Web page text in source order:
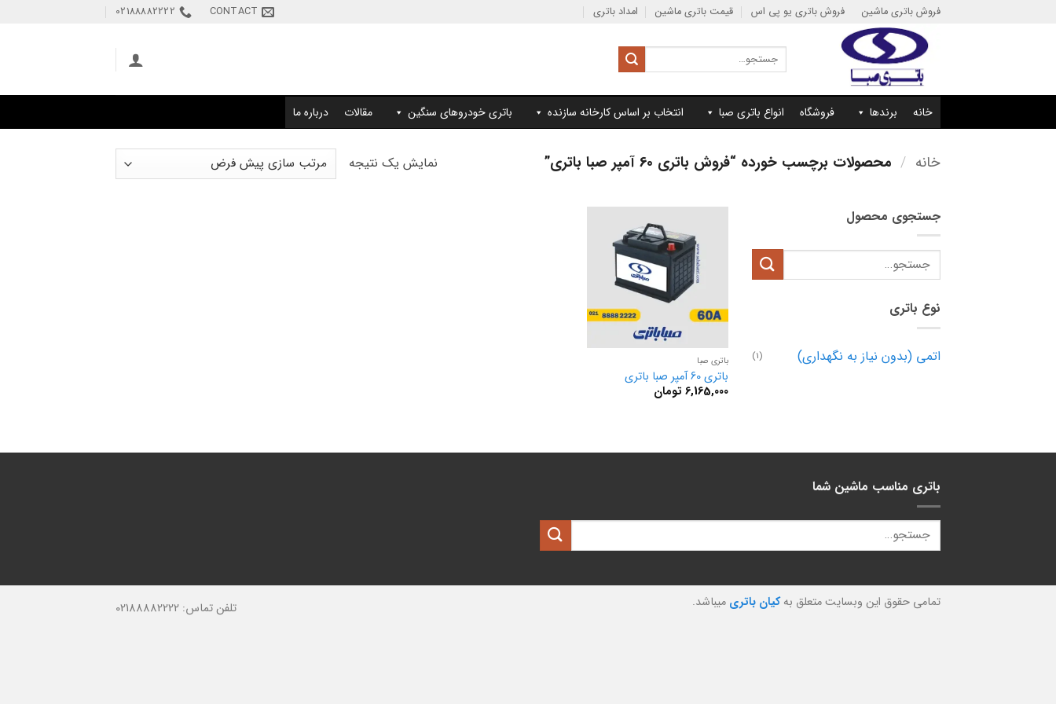
فروش باتری ماشین فروش باتری یو پی اس قیمت باتری ماشین امداد باتری CONTACT
02188882222
جستجو
برای:
خانه برندها فروشگاه انواع باتری صبا انتخاب بر اساس کارخانه سازنده باتری خودروهای سنگین مقالات درباره ما
خانه / محصولات برچسب خورده “فروش باتری 60 آمپر صبا باتری” نمایش یک نتیجه
جستجوی محصول
جستجو
برای:
نوع باتری
اتمی (بدون نیاز به نگهداری) (1) باتری صبا
باتری 60 آمپر صبا باتری
6,165,000 تومان
باتری مناسب ماشین شما
تلفن تماس: 02188882222 تمامی حقوق این وبسایت متعلق بهکیان باتری میباشد.